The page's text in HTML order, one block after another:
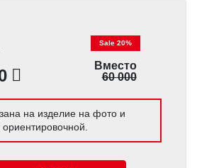
Sale 20%
Вместо
60 000
на изделие на фото и